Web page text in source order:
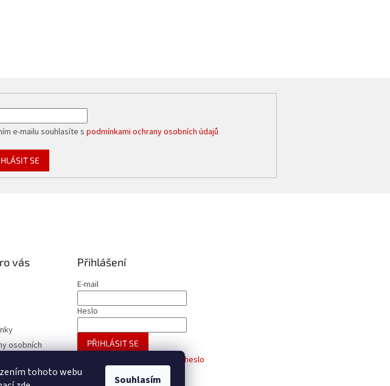
tohoto webu
Souhlasím
e-mailu souhlasíte spodmínkami ochrany osobních údajů
SE
vás
osobních
Přihlášení
E-mail
Heslo
PŘIHLÁSIT SE
Zapomenuté heslo